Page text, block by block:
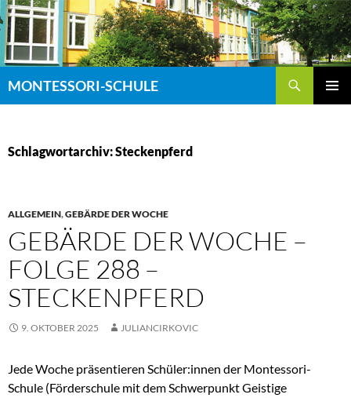
Zum
Inhalt
springen
MONTESSORI-SCHULE
Schlagwortarchiv: Steckenpferd
ALLGEMEIN,GEBÄRDE DER WOCHE
GEBÄRDE DER WOCHE –
FOLGE 288 –
STECKENPFERD
9. OKTOBER 2025 JULIANCIRKOVIC
Jede Woche präsentieren Schüler:innen der Montessori-
Schule (Förderschule mit dem Schwerpunkt Geistige